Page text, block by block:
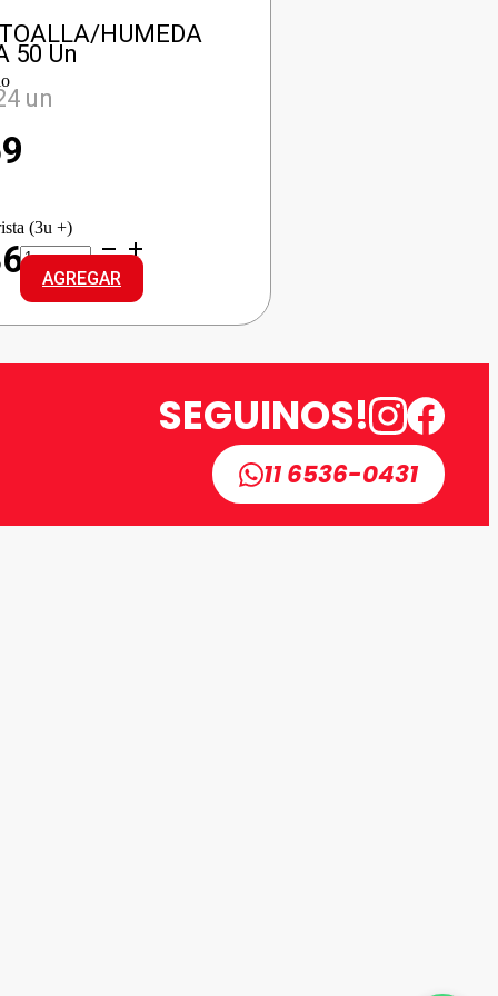
HUMEDA
50 Un
un
(3u +)
SNIFFY
TOALLA/HUMEDA
CLASICA
cantidad
AGREGAR
SEGUINOS!
11 6536-0431